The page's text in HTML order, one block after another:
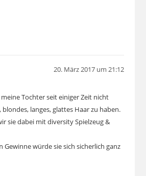
20. März 2017 um 21:12
Tochter seit einiger Zeit nicht
langes, glattes Haar zu haben.
sie dabei mit diversity Spielzeug &
Gewinne würde sie sich sicherlich ganz